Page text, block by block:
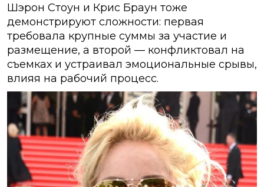
Шэрон Стоун и Крис Браун тоже
демонстрируют сложности: первая
требовала крупные суммы за участие и
размещение, а второй — конфликтовал на
съемках и устраивал эмоциональные срывы,
влияя на рабочий процесс.